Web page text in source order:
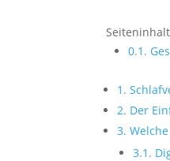
0.1.
1.
2. Der
3.
3.1.